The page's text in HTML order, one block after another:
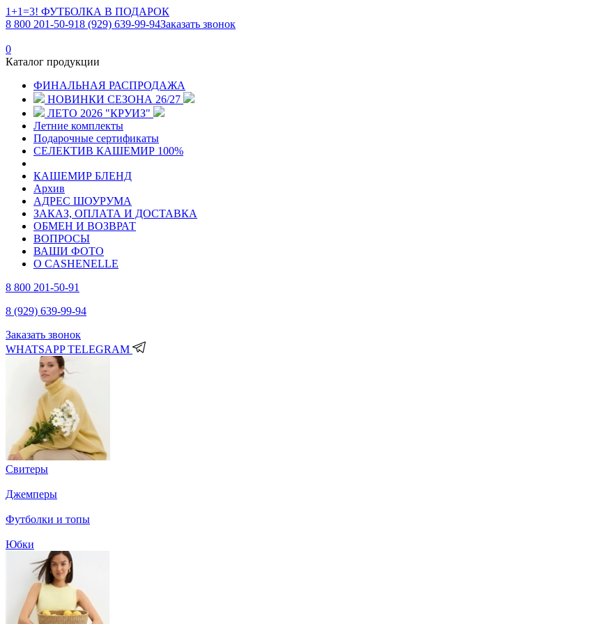
1+1=3! ФУТБОЛКА В ПОДАРОК
8 800 201-50-918 (929) 639-99-94Заказать звонок
0
Каталог продукции
ФИНАЛЬНАЯ РАСПРОДАЖА
НОВИНКИ СЕЗОНА 26/27
ЛЕТО 2026 "КРУИЗ"
Летние комплекты
Подарочные сертификаты
СЕЛЕКТИВ КАШЕМИР 100%
КАШЕМИР БЛЕНД
Архив
АДРЕС ШОУРУМА
ЗАКАЗ, ОПЛАТА И ДОСТАВКА
ОБМЕН И ВОЗВРАТ
ВОПРОСЫ
ВАШИ ФОТО
О CASHENELLE
8 800 201-50-91
8 (929) 639-99-94
Заказать звонок
WHATSAPPTELEGRAM
Свитеры
Джемперы
Футболки и топы
Юбки